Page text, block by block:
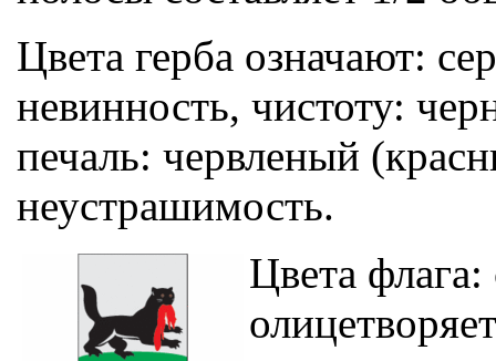
Цвета герба означают:
невинность, чистоту:
печаль: червленый
неустрашимость.
Цвета